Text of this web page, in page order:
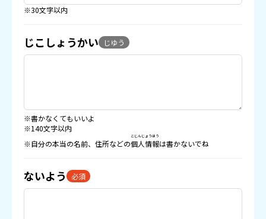
※30文字以内
じこしょうかい じゆう
※書かなくてもいいよ
※140文字以内
※自分の本当の名前、住所などの個人情報
こじんじょうほう
は書かないでね
ないよう 必須